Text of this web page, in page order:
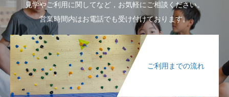
見学やご利用に関してなど，お気軽にご相談ください。
営業時間内はお電話でも受け付けております。
ご利用までの流れ